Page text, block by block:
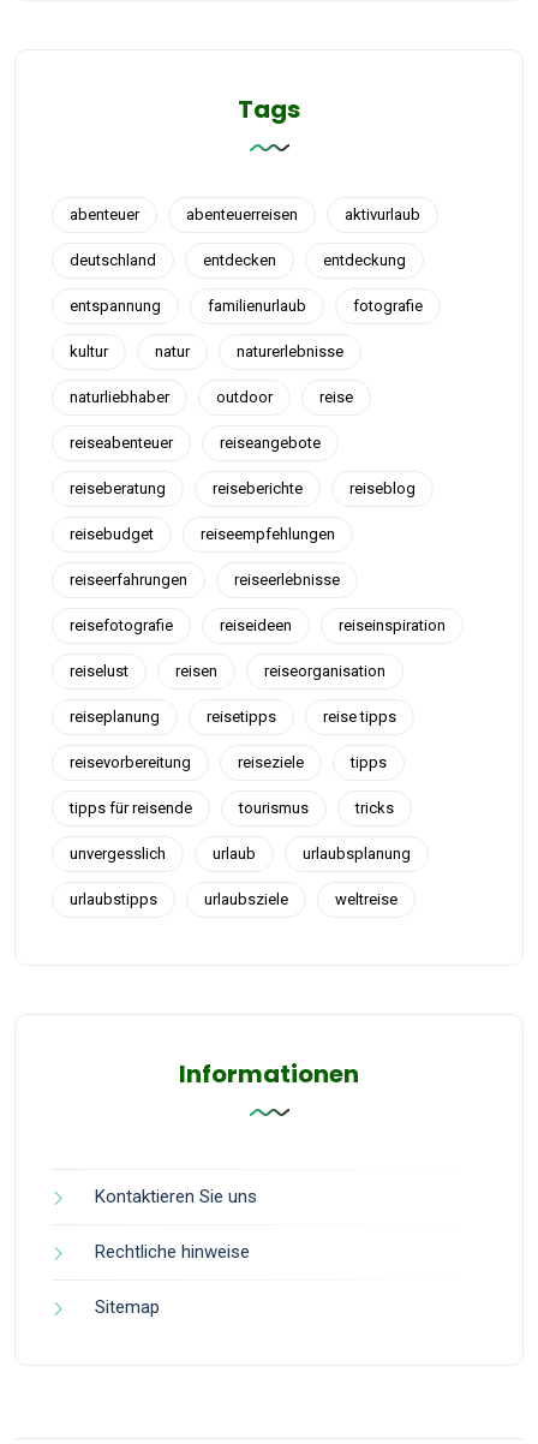
Tags
abenteuer abenteuerreisen aktivurlaub
deutschland entdecken entdeckung
entspannung familienurlaub fotografie
kultur natur naturerlebnisse
naturliebhaber outdoor reise
reiseabenteuer reiseangebote
reiseberatung reiseberichte reiseblog
reisebudget reiseempfehlungen
reiseerfahrungen reiseerlebnisse
reisefotografie reiseideen reiseinspiration
reiselust reisen reiseorganisation
reiseplanung reisetipps reise tipps
reisevorbereitung reiseziele tipps
tipps für reisende tourismus tricks
unvergesslich urlaub urlaubsplanung
urlaubstipps urlaubsziele weltreise
Informationen
Kontaktieren Sie uns
Rechtliche hinweise
Sitemap